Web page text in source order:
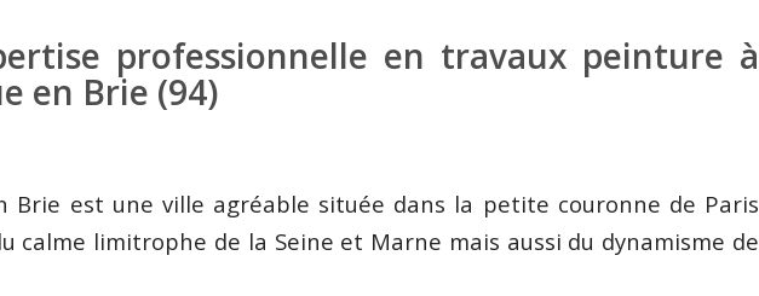
professionnelle en travaux peinture à
en Brie (94)
Brie est une ville agréable située dans la petite couronne de Paris
calme limitrophe de la Seine et Marne mais aussi du dynamisme de